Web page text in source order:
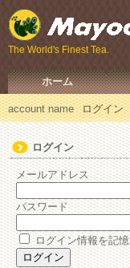
The World's Finest Tea.
ホーム
account name ログイン
ログイン
メールアドレス
パスワード
ログイン情報を記憶